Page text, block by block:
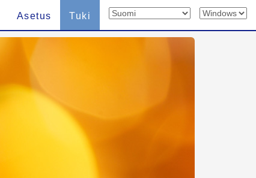
Asetus Tuki